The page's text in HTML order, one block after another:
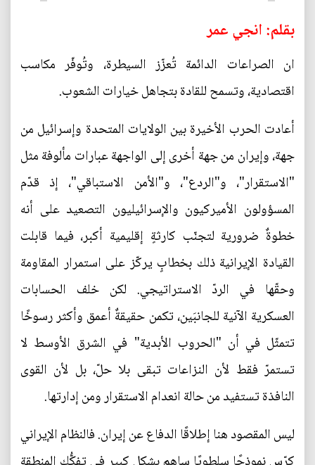
بقلم: انجي عمر
ان الصراعات الدائمة تُعزّز السيطرة، وتُوفّر مكاسب
اقتصادية، وتسمح للقادة بتجاهل خيارات الشعوب.
أعادت الحرب الأخيرة بين الولايات المتحدة وإسرائيل من
جهة، وإيران من جهة أخرى إلى الواجهة عبارات مألوفة مثل
"الاستقرار"، و"الردع"، و"الأمن الاستباقي"، إذ قدّم
المسؤولون الأميركيون والإسرائيليون التصعيد على أنه
خطوةٌ ضرورية لتجنّب كارثةٍ إقليمية أكبر، فيما قابلت
القيادة الإيرانية ذلك بخطابٍ يركّز على استمرار المقاومة
وحقّها في الردّ الاستراتيجي. لكن خلف الحسابات
العسكرية الآنية للجانبَين، تكمن حقيقةٌ أعمق وأكثر رسوخًا
تتمثّل في أن "الحروب الأبدية" في الشرق الأوسط لا
تستمرّ فقط لأن النزاعات تبقى بلا حلّ، بل لأن القوى
النافذة تستفيد من حالة انعدام الاستقرار ومن إدارتها.
ليس المقصود هنا إطلاقًا الدفاع عن إيران. فالنظام الإيراني